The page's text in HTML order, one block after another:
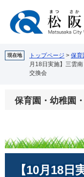
現在地 トップページ > 保育
月18日実施】三雲
交換会
保育園・幼稚園
【10月18日